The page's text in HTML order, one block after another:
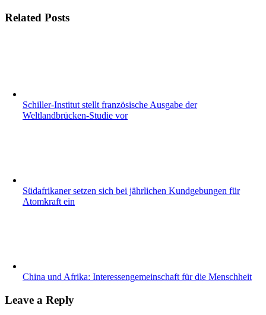
Related Posts
Schiller-Institut stellt französische Ausgabe der
Weltlandbrücken-Studie vor
Südafrikaner setzen sich bei jährlichen Kundgebungen für
Atomkraft ein
China und Afrika: Interessengemeinschaft für die Menschheit
Leave a Reply